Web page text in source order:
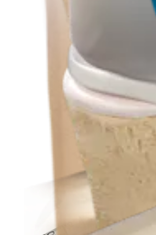
BicepsButton™-Implantatsysteme